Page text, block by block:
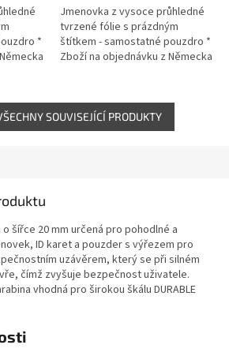
*
Jmenovka z vysoce průhledné
tvrzené fólie s prázdným
štítkem - samostatné pouzdro *
Zboží na objednávku z Německa
SOUVISEJÍCÍ PRODUKTY
šířce 20 mm určená pro pohodlné a
ID karet a pouzder s výřezem pro
uzávěrem, který se při silném
čímž zvyšuje bezpečnost uživatele.
vhodná pro širokou škálu DURABLE